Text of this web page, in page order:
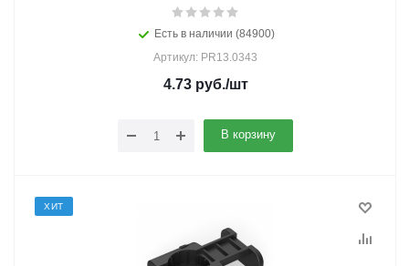
Есть в наличии (84900)
Артикул: PR13.0343
4.73руб./шт
В корзину
ХИТ